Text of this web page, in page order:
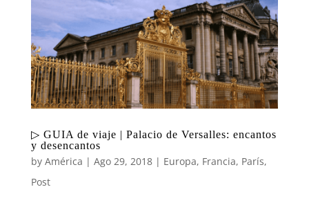
▷ GUIA de viaje | Palacio de Versalles: encantos
y desencantos
by América | Ago 29, 2018| Europa, Francia, París,
Post